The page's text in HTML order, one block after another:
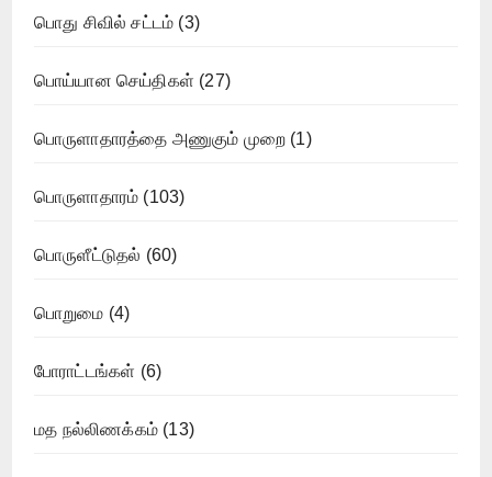
பொது சிவில் சட்டம் (3)
பொய்யான செய்திகள் (27)
பொருளாதாரத்தை அணுகும் முறை (1)
பொருளாதாரம் (103)
பொருளீட்டுதல் (60)
பொறுமை (4)
போராட்டங்கள் (6)
மத நல்லிணக்கம் (13)